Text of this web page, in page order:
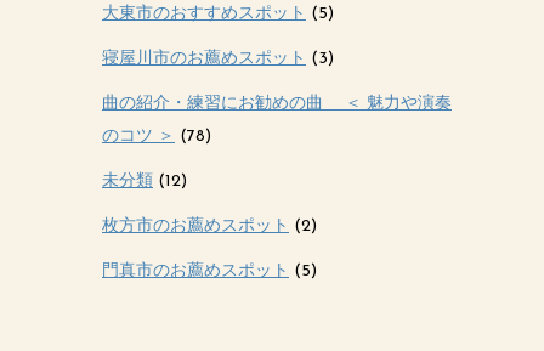
大東市のおすすめスポット (5)
寝屋川市のお薦めスポット (3)
曲の紹介・練習にお勧めの曲 ＜ 魅力や演奏
のコツ ＞ (78)
未分類 (12)
枚方市のお薦めスポット (2)
門真市のお薦めスポット (5)